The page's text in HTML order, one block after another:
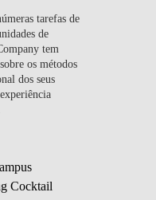
tarefas de
de
tem
sobre os métodos
dos seus